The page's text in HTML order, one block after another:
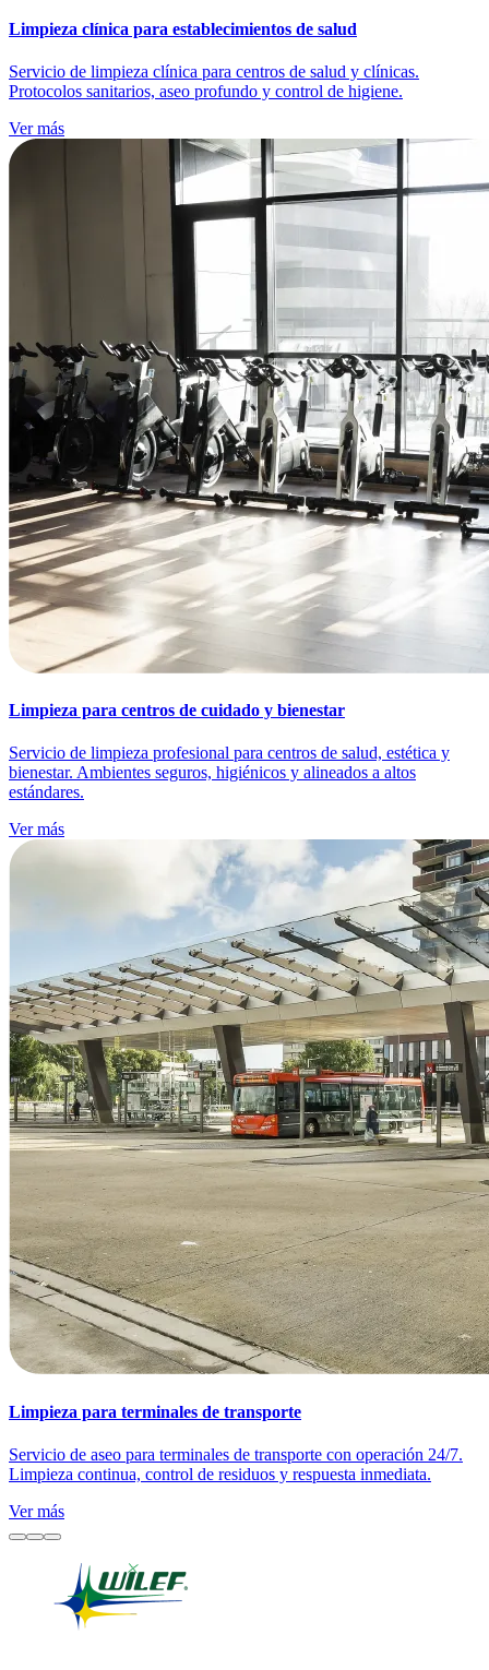
Limpieza clínica para establecimientos de salud
Servicio de limpieza clínica para centros de salud y clínicas.
Protocolos sanitarios, aseo profundo y control de higiene.
Ver más
Limpieza para centros de cuidado y bienestar
Servicio de limpieza profesional para centros de salud, estética y
bienestar. Ambientes seguros, higiénicos y alineados a altos
estándares.
Ver más
Limpieza para terminales de transporte
Servicio de aseo para terminales de transporte con operación 24/7.
Limpieza continua, control de residuos y respuesta inmediata.
Ver más